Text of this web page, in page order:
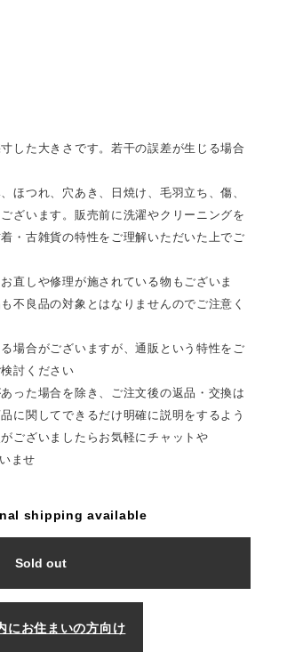
した大きさです。若干の誤差が生じる場合
ほつれ、穴あき、日焼け、毛羽立ち、傷、
ざいます。販売前に洗濯やクリーニングを
・古雑貨の特性をご理解いただいた上でご
直しや修理が施されている物もございま
不良品の対象とはなりませんのでご注意く
場合がございますが、通販という特性をご
討ください
った場合を除き、ご注文後の返品・交換は
に関してできるだけ明確に説明をするよう
ございましたらお気軽にチャットや
ませ
shipping available
Sold out
にお住まいの方向け